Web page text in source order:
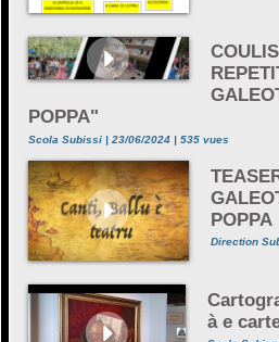
POPPA"
Scola Subissi | 23/06/2024 | 535 vues
POPPA
Direction
à e